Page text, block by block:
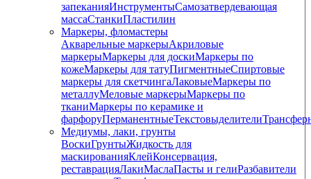
запеканияИнструментыСамозатвердевающая
массаСтанкиПластилин
Маркеры, фломастеры
Акварельные маркерыАкриловые
маркерыМаркеры для доскиМаркеры по
кожеМаркеры для татуПигментныеCпиртовые
маркеры для скетчингаЛаковыеМаркеры по
металлуМеловые маркерыМаркеры по
тканиМаркеры по керамике и
фарфоруПерманентныеТекстовыделители
Медиумы, лаки, грунты
ВоскиГрунтыЖидкость для
маскированияКлейКонсервация,
реставрацияЛакиМаслаПасты и гелиРазбавители